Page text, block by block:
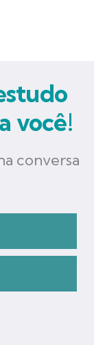
você!
conversa